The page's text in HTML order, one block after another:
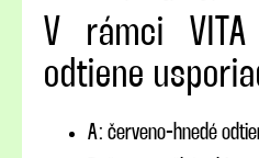
V rámci
odtiene
A: červeno-hnedé